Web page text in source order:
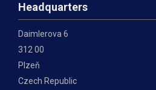
Headquarters
Daimlerova 6
312 00
Plzeň
Czech Republic